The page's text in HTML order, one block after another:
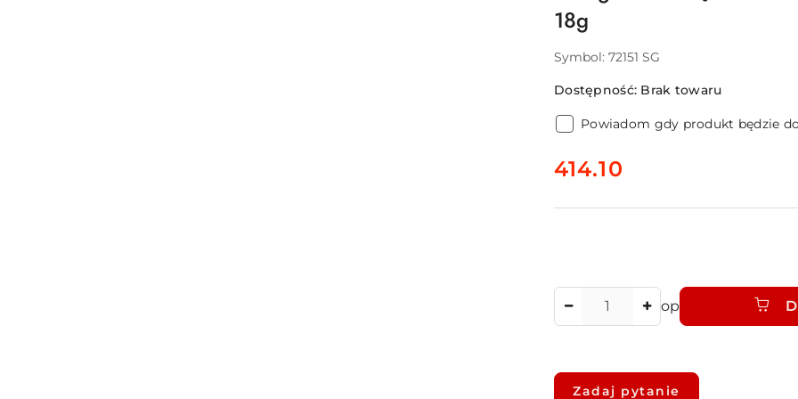
18g
Symbol: 72151 SG
Dostępność: Brak towaru
Powiadom gdy produkt będzie
cena:
414.10
op
Dostępność
Zadaj pytanie